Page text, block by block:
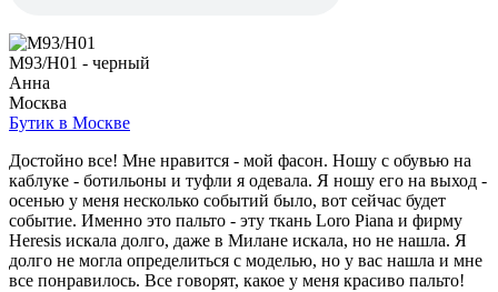
M93/H01 - черный
Анна
Москва
Бутик в Москве
Достойно все! Мне нравится - мой фасон. Ношу с обувью на
каблуке - ботильоны и туфли я одевала. Я ношу его на выход -
осенью у меня несколько событий было, вот сейчас будет
событие. Именно это пальто - эту ткань Loro Piana и фирму
Heresis искала долго, даже в Милане искала, но не нашла. Я
долго не могла определиться с моделью, но у вас нашла и мне
все понравилось. Все говорят, какое у меня красиво пальто!